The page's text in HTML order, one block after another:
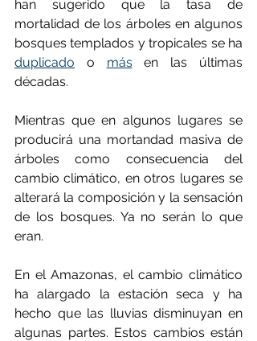
han sugerido que la tasa de
mortalidad de los árboles en algunos
duplicado o más en las últimas
décadas.
Mientras que en algunos lugares se
producirá una mortandad masiva de
árboles como consecuencia del
cambio climático, en otros lugares se
alterará la composición y la sensación
de los bosques. Ya no serán lo que
eran.
En el Amazonas, el cambio climático
ha alargado la estación seca y ha
hecho que las lluvias disminuyan en
algunas partes. Estos cambios están